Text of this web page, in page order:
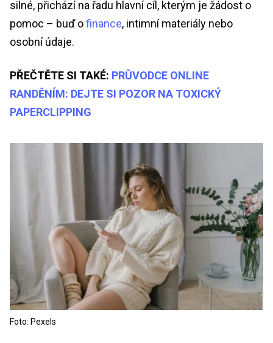
silné, přichází na řadu hlavní cíl, kterým je žádost o
pomoc – buď ofinance, intimní materiály nebo
osobní údaje.
PŘEČTĚTE SI TAKÉ: PRŮVODCE ONLINE
RANDĚNÍM: DEJTE SI POZOR NA TOXICKÝ
PAPERCLIPPING
Foto: Pexels